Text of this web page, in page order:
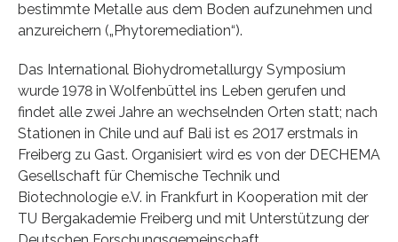
bestimmte Metalle aus dem Boden aufzunehmen und
anzureichern („Phytoremediation“).
Das International Biohydrometallurgy Symposium
wurde 1978 in Wolfenbüttel ins Leben gerufen und
findet alle zwei Jahre an wechselnden Orten statt; nach
Stationen in Chile und auf Bali ist es 2017 erstmals in
Freiberg zu Gast. Organisiert wird es von der DECHEMA
Gesellschaft für Chemische Technik und
Biotechnologie e.V. in Frankfurt in Kooperation mit der
TU Bergakademie Freiberg und mit Unterstützung der